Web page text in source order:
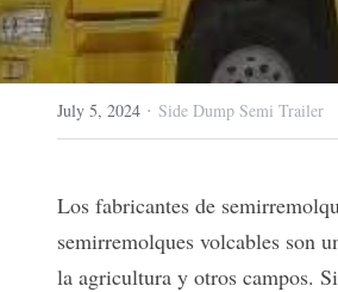
July 5, 2024 · Side Dump Semi Trailer
Los fabricantes de
semirremolques volcables son
la agricultura y otros campos.